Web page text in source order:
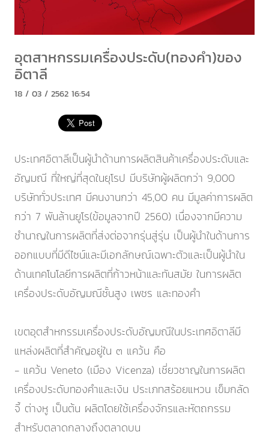
อุตสาหกรรมเครื่องประดับ(ทองคำ)ของ
อิตาลี
18 / 03 / 2562 16:54
ประเทศอิตาลีเป็นผู้นำด้านการผลิตสินค้าเครื่องประดับและ
อัญมณี ที่ใหญ่ที่สุดในยุโรป มีบริษัทผู้ผลิตกว่า 9,000
บริษัททั่วประเทศ มีคนงานกว่า 45,00 คน มีมูลค่าการผลิต
กว่า 7 พันล้านยูโร(ข้อมูลจากปี 2560) เนื่องจากมีความ
ชำนาญในการผลิตที่ส่งต่อจากรุ่นสู่รุ่น เป็นผู้นำในด้านการ
ออกแบบที่มีดีไซน์และมีเอกลักษณ์เฉพาะตัวและเป็นผู้นำใน
ด้านเทคโนโลยีการผลิตที่ก้าวหน้าและทันสมัย ในการผลิต
เครื่องประดับอัญมณีชั้นสูง เพชร และทองคำ
เขตอุตสำหกรรมเครื่องประดับอัญมณีในประเทศอิตาลีมี
แหล่งผลิตที่สำคัญอยู่ใน ๓ แคว้น คือ
- แคว้น Veneto (เมือง Vicenza) เชี่ยวชาญในการผลิต
เครื่องประดับทองคำและเงิน ประเภทสร้อยแหวน เข็มกลัด
จี้ ต่างหู เป็นต้น ผลิตโดยใช้เครื่องจักรและหัตถกรรม
สำหรับตลาดกลางถึงตลาดบน